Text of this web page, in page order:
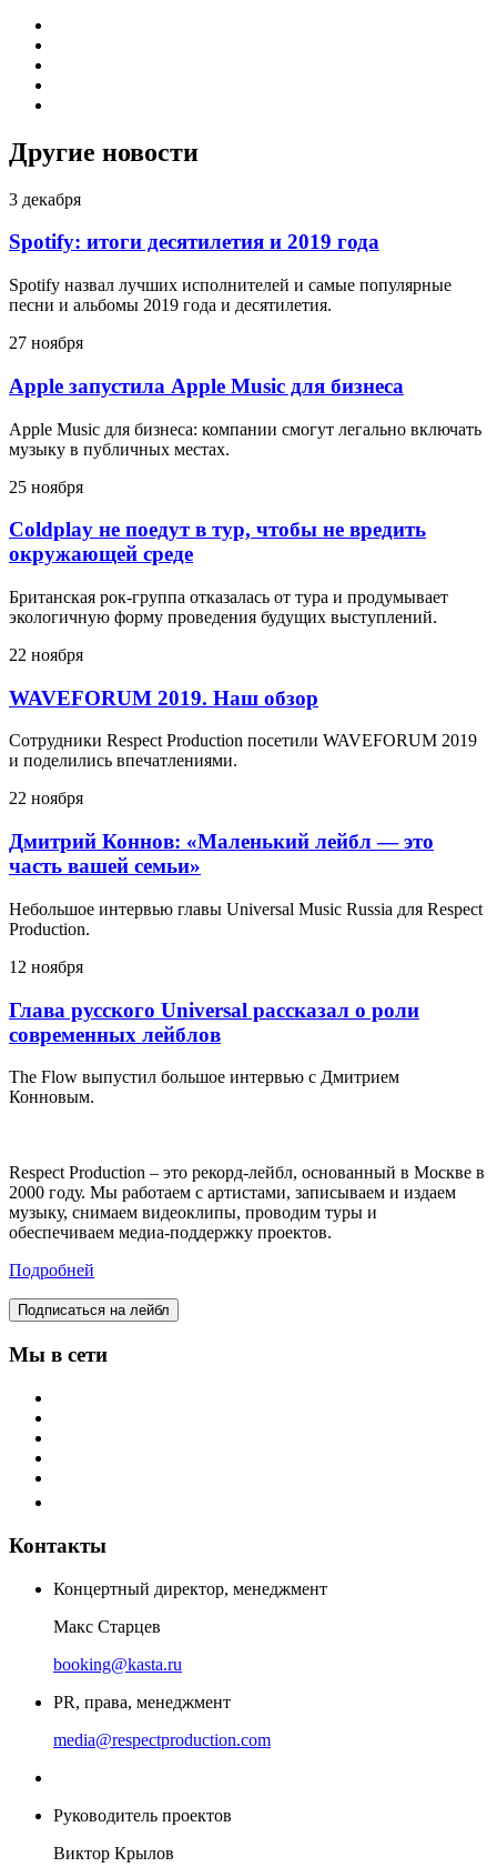
Другие новости
3 декабря
Spotify: итоги десятилетия и 2019 года
Spotify назвал лучших исполнителей и самые популярные
песни и альбомы 2019 года и десятилетия.
27 ноября
Apple запустила Apple Music для бизнеса
Apple Music для бизнеса: компании смогут легально включать
музыку в публичных местах.
25 ноября
Coldplay не поедут в тур, чтобы не вредить
окружающей среде
Британская рок-группа отказалась от тура и продумывает
экологичную форму проведения будущих выступлений.
22 ноября
WAVEFORUM 2019. Наш обзор
Сотрудники Respect Production посетили WAVEFORUM 2019
и поделились впечатлениями.
22 ноября
Дмитрий Коннов: «Маленький лейбл — это
часть вашей семьи»
Небольшое интервью главы Universal Music Russia для Respect
Production.
12 ноября
Глава русского Universal рассказал о роли
современных лейблов
The Flow выпустил большое интервью с Дмитрием
Конновым.
Respect Production – это рекорд-лейбл, основанный в Москве в
2000 году. Мы работаем с артистами, записываем и издаем
музыку, снимаем видеоклипы, проводим туры и
обеспечиваем медиа-поддержку проектов.
Подробней
Подписаться на лейбл
Мы в сети
Контакты
Концертный директор, менеджмент
Макс Старцев
booking@kasta.ru
PR, права, менеджмент
media@respectproduction.com
Руководитель проектов
Виктор Крылов